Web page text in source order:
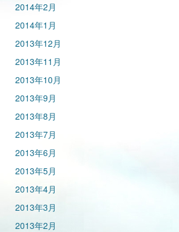
2014年2月
2014年1月
2013年12月
2013年11月
2013年10月
2013年9月
2013年8月
2013年7月
2013年6月
2013年5月
2013年4月
2013年3月
2013年2月